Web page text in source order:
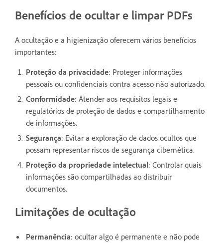
Benefícios de ocultar e limpar PDFs
A ocultação e a higienização oferecem vários benefícios
importantes:
Proteção da privacidade: Proteger informações
pessoais ou confidenciais contra acesso não autorizado.
Conformidade: Atender aos requisitos legais e
regulatórios de proteção de dados e compartilhamento
de informações.
Segurança: Evitar a exploração de dados ocultos que
possam representar riscos de segurança cibernética.
Proteção da propriedade intelectual: Controlar quais
informações são compartilhadas ao distribuir
documentos.
Limitações de ocultação
Permanência: ocultar algo é permanente e não pode